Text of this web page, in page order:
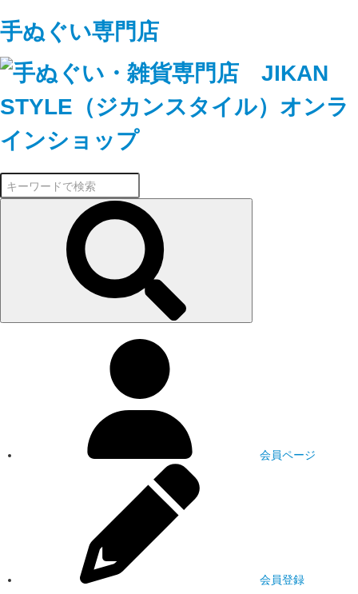
手ぬぐい専門店
会員ページ
会員登録